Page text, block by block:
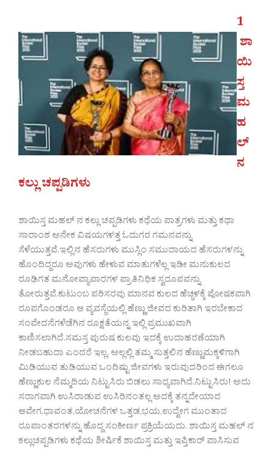
1
ಶಾ
ಯಿ
ಸ್ತ
ಮ
ಹ
ಲ್
ನ
ಕಲ್ಲು ಚಪ್ಪಡಿಗಳು
ಶಾಯಿಸ್ತ ಮಹಲ್ ನ ಕಲ್ಲು ಚಪ್ಪಡಿಗಳು ಕಥೆಯ ಪಾತ್ರಗಳು ಮತ್ತು ಕಥಾ
ಸಾರಾಂಶ ಅನೇಕ ವಿಷಯಗಳತ್ತ ಓದುಗರ ಗಮನವನ್ನು
ಸೆಳೆಯುತ್ತವೆ.ಇಲ್ಲಿನ ಹೆಸರುಗಳು ಮುಸ್ಲಿಂ ಸಮುದಾಯದ ಹೆಸರುಗಳನ್ನು
ಹೊಂದಿದ್ದರೂ ಅವುಗಳು ಹೇಳುವ ಮಾತುಗಳೆಲ್ಲ ಇಡೀ ಮನುಕುಲದ
ರೂಢಿಗತ ಮನೋವ್ಯಾಪಾರಗಳ ಪ್ರಾತಿನಿಧಿಕ ಸ್ವರೂಪವನ್ನು
ತೋರುತ್ತವೆ.ಕುಟುಂಬ ಪರಿಸರವು ಮಾನವ ಕುಲದ ಹೆಚ್ಚಳಕ್ಕೆ ಪೋಷಕವಾಗಿ
ರೂಪಗೊಂಡರೂ ಆ ವ್ಯವಸ್ಥೆಯಲ್ಲಿ ಹೆಣ್ಣು ಜೀವದ ಕುರಿತಾಗಿ ಇರಬೇಕಾದ
ಸಂವೇದನೆಗಳೆಡೆಗಿನ ರೂಕ್ಷತೆಯನ್ನ ಇಲ್ಲಿ ಪ್ರಮುಖವಾಗಿ
ಕಾಣಿಸಲಾಗಿದೆ.ಸಮಸ್ತ ಪುರುಷ ಕುಲವು ಇದಕ್ಕೆ ಉದಾಹರಣೆಯಾಗಿ
ನೀಡಬಹುದಾ ಎಂದರೆ ಇಲ್ಲ, ಅಲ್ಲಲ್ಲಿ ತಮ್ಮ ಸುತ್ತಲಿನ ಹೆಣ್ಣುಮಕ್ಕಳಿಗಾಗಿ
ಮಿಡಿಯುವ ತುಡಿಯುವ ಒಂದಿಷ್ಟು ಜೀವಗಳು ಇರುವುದರಿಂದ ಈಗಲೂ
ಹೆಣ್ಣುಕುಲ ನೆಮ್ಮದಿಯ ನಿಟ್ಟುಸಿರು ಬಿಡಲು ಸಾಧ್ಯವಾಗಿದೆ.ನಿಟ್ಟುಸಿರು! ಅದು
ಸರಾಗವಾಗಿ ಉಸಿರಾಡುವ ಉಸಿರಿನಂತಲ್ಲ ಅದಕ್ಕೆ ತನ್ನದೇಯಾದ
ಆವೇಗ,ಧಾವಂತ,ಯೋಚನೆಗಳ ಒತ್ತಡ,ಭಯ,ಉದ್ವೇಗ ಮುಂತಾದ
ರೂಪಾಂತರಗಳನ್ನು ಹೊದ್ದ ಸಂಕೀರ್ಣ ಪ್ರಕ್ರಿಯೆಯದು. ಶಾಯಿಸ್ತ ಮಹಲ್ ನ
ಕಲ್ಲುಚಪ್ಪಡಿಗಳು ಕಥೆಯ ಶೀರ್ಷಿಕೆ ಶಾಯಿಸ್ತ ಮತ್ತು ಇಪ್ತಿಕಾರ್ ವಾಸಿಸುವ